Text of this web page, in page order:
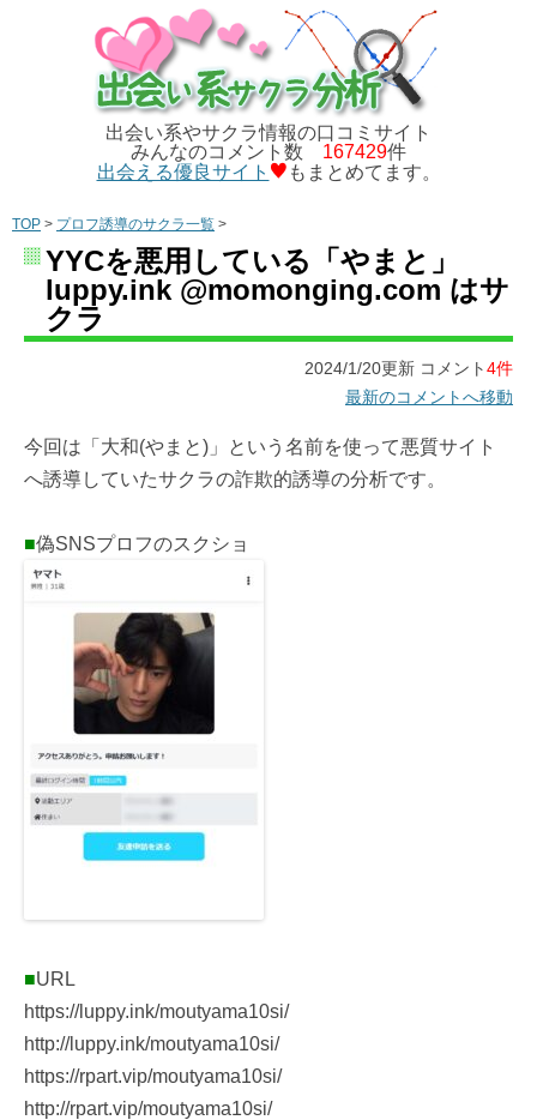
出会い系やサクラ情報の口コミサイト
みんなのコメント数 167429件
出会える優良サイト
もまとめてます。
TOP > プロフ誘導のサクラ一覧 >
YYCを悪用している「やまと」
luppy.ink @momonging.com はサ
クラ
2024/1/20更新 コメント4件
最新のコメントへ移動
今回は「大和(やまと)」という名前を使って悪質サイト
へ誘導していたサクラの詐欺的誘導の分析です。
■偽SNSプロフのスクショ
■URL
https://luppy.ink/moutyama10si/
http://luppy.ink/moutyama10si/
https://rpart.vip/moutyama10si/
http://rpart.vip/moutyama10si/